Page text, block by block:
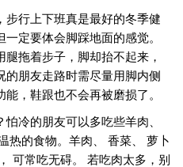
行上下班真是最好的冬季健
定要体会脚踩地面的感觉。
拖着步子，脚却抬不起来，
朋友走路时需尽量用脚内侧
，鞋跟也不会再被磨损了。
冷的朋友可以多吃些羊肉、
热的食物。羊肉、 香菜、 萝卜
可常吃无碍。 若吃肉太多，别